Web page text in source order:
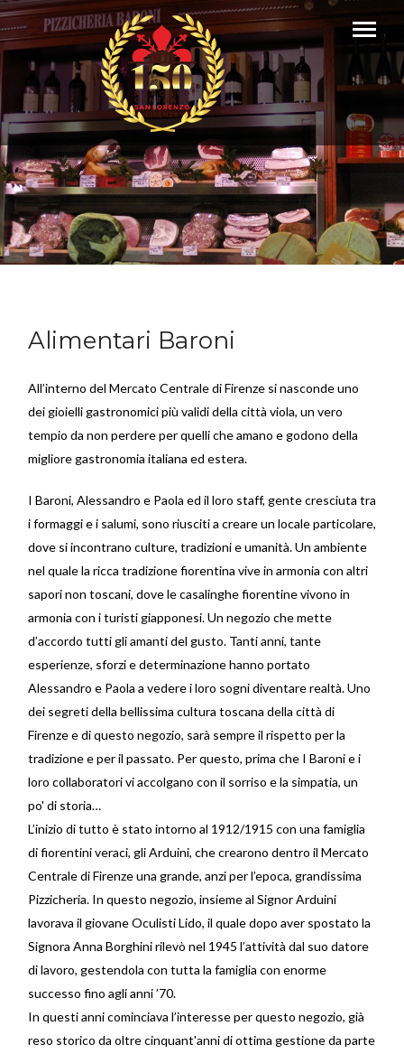
Alimentari Baroni
All’interno del Mercato Centrale di Firenze si nasconde uno
dei gioielli gastronomici più validi della città viola, un vero
tempio da non perdere per quelli che amano e godono della
migliore gastronomia italiana ed estera.
I Baroni, Alessandro e Paola ed il loro staff, gente cresciuta tra
i formaggi e i salumi, sono riusciti a creare un locale particolare,
dove si incontrano culture, tradizioni e umanità. Un ambiente
nel quale la ricca tradizione fiorentina vive in armonia con altri
sapori non toscani, dove le casalinghe fiorentine vivono in
armonia con i turisti giapponesi. Un negozio che mette
d’accordo tutti gli amanti del gusto. Tanti anni, tante
esperienze, sforzi e determinazione hanno portato
Alessandro e Paola a vedere i loro sogni diventare realtà. Uno
dei segreti della bellissima cultura toscana della città di
Firenze e di questo negozio, sarà sempre il rispetto per la
tradizione e per il passato. Per questo, prima che I Baroni e i
loro collaboratori vi accolgano con il sorriso e la simpatia, un
po' di storia…
L’inizio di tutto è stato intorno al 1912/1915 con una famiglia
di fiorentini veraci, gli Arduini, che crearono dentro il Mercato
Centrale di Firenze una grande, anzi per l’epoca, grandissima
Pizzicheria. In questo negozio, insieme al Signor Arduini
lavorava il giovane Oculisti Lido, il quale dopo aver spostato la
Signora Anna Borghini rilevò nel 1945 l’attività dal suo datore
di lavoro, gestendola con tutta la famiglia con enorme
successo fino agli anni ’70.
In questi anni cominciava l’interesse per questo negozio, già
reso storico da oltre cinquant'anni di ottima gestione da parte